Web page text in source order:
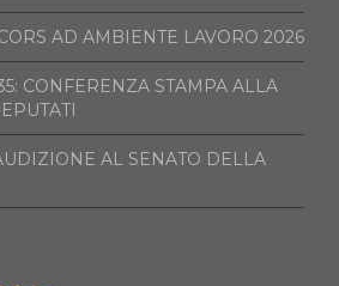
AD AMBIENTE LAVORO 2026
CONFERENZA STAMPA ALLA
AL SENATO DELLA